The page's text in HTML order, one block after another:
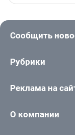
Сообщить
Рубрики
Реклама на
О компании